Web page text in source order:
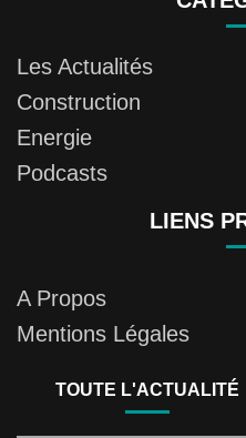
Les Actualités
Construction
Energie
Podcasts
LIENS
A Propos
Mentions Légales
TOUTE L'ACTUALITÉ